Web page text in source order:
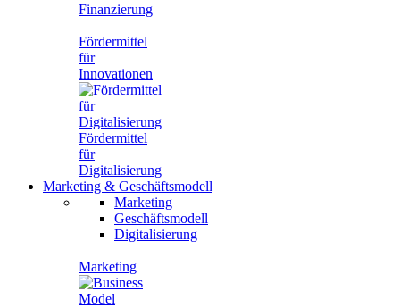
Finanzierung
Fördermittel
für
Innovationen
Fördermittel
für
Digitalisierung
Marketing & Geschäftsmodell
Marketing
Geschäftsmodell
Digitalisierung
Marketing